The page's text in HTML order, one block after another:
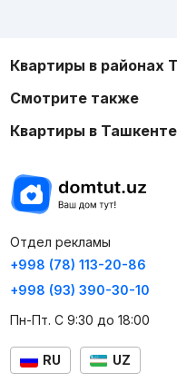
Квартиры в районах
Смотрите также
Квартиры в
Отдел рекламы
+998 (78) 113-20-86
+998 (93) 390-30-10
Пн-Пт. С 9:30 до 18:00
RU UZ